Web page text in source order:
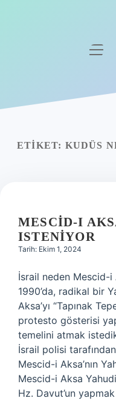
ETIKET: KUDÜS
MESCID-I
ISTENIYOR
Tarih: Ekim 1, 2024
İsrail neden Mescid-i
1990’da, radikal bir
Aksa’yı “Tapınak
protesto gösterisi
temelini atmak
İsrail polisi
Mescid-i Aksa’nın
Mescid-i Aksa
Hz. Davut’un